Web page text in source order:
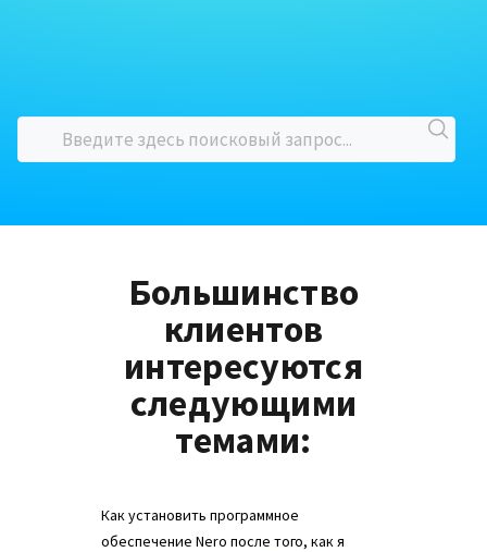
Большинство
клиентов
интересуются
следующими
темами:
Как установить программное
обеспечение Nero после того, как я